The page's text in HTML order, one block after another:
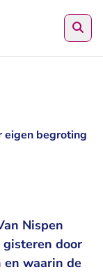
eigen begroting
Nispen
gisteren door
en waarin de